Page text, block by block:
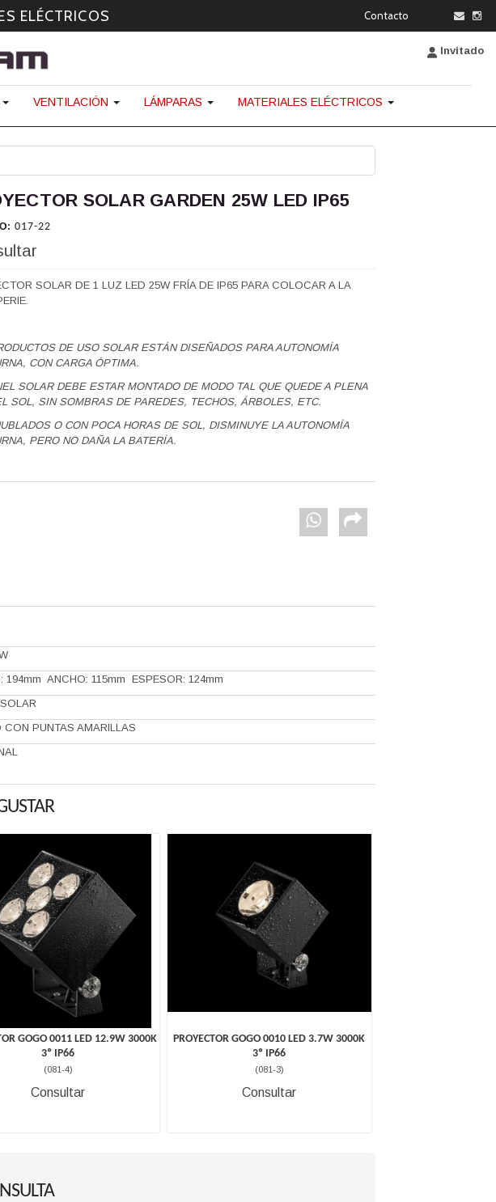
Contacto
Invitado
VENTILACIÓN LÁMPARAS MATERIALES ELÉCTRICOS
ELÉCTRICOS
SOLAR GARDEN 25W LED IP65
017-22
SOLAR DE 1 LUZ LED 25W FRÍA DE IP65 PARA COLOCAR A LA
DE USO SOLAR ESTÁN DISEÑADOS PARA AUTONOMÍA
CON CARGA ÓPTIMA.
SOLAR DEBE ESTAR MONTADO DE MODO TAL QUE QUEDE A PLENA
SOL, SIN SOMBRAS DE PAREDES, TECHOS, ÁRBOLES, ETC.
O CON POCA HORAS DE SOL, DISMINUYE LA AUTONOMÍA
PERO NO DAÑA LA BATERÍA.
194mm ANCHO: 115mm ESPESOR: 124mm
CON PUNTAS AMARILLAS
GOGO 0011 LED 12.9W 3000K
3º IP66
(081-4)
Consultar
PROYECTOR GOGO 0010 LED 3.7W 3000K
3º IP66
(081-3)
Consultar